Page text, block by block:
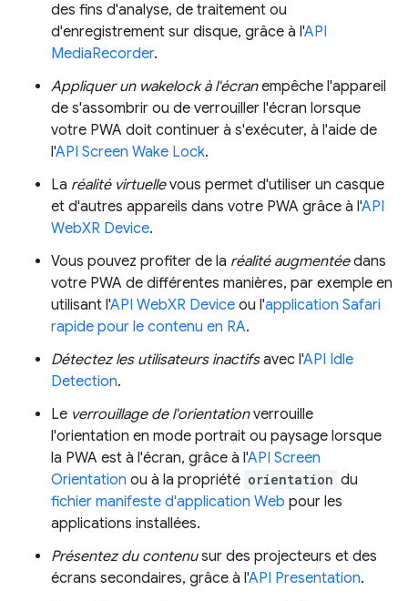
des fins d'analyse, de traitement ou
d'enregistrement sur disque, grâce à l'API
MediaRecorder.
Appliquer un wakelock à l'écranempêche l'appareil
de s'assombrir ou de verrouiller l'écran lorsque
votre PWA doit continuer à s'exécuter, à l'aide de
l'API Screen Wake Lock.
La réalité virtuellevous permet d'utiliser un casque
et d'autres appareils dans votre PWA grâce à l'API
WebXR Device.
Vous pouvez profiter de la réalité augmentéedans
votre PWA de différentes manières, par exemple en
utilisant l'API WebXR Device ou l'application Safari
rapide pour le contenu en RA.
Détectez les utilisateurs inactifsavec l'API Idle
Detection.
Le verrouillage de l'orientationverrouille
l'orientation en mode portrait ou paysage lorsque
la PWA est à l'écran, grâce à l'API Screen
Orientation ou à la propriété orientation du
fichier manifeste d'application Web pour les
applications installées.
Présentez du contenusur des projecteurs et des
écrans secondaires, grâce à l'API Presentation.